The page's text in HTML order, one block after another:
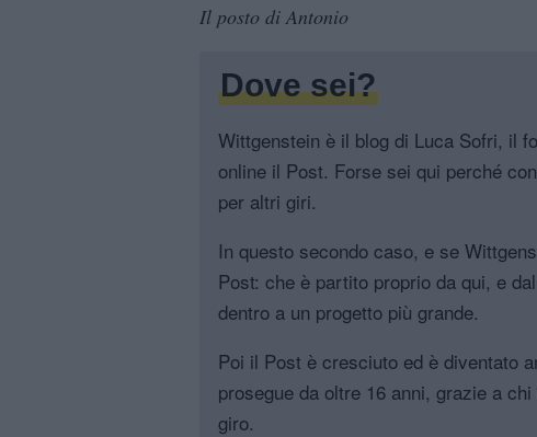
Il posto di Antonio
Dove sei?
Wittgenstein è il blog di Luca Sofri, il
online il Post. Forse sei qui perché
per altri giri.
In questo secondo caso, e se
Post: che è partito proprio da qui, e
dentro a un progetto più grande.
Poi il Post è cresciuto ed è diventato
prosegue da oltre 16 anni, grazie a
giro.